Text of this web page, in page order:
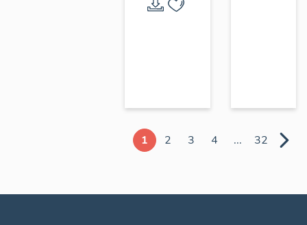
1 2 3 4 ... 32